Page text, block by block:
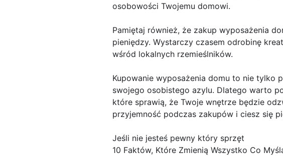
osobowości Twojemu domowi.
Pamiętaj również, że zakup wyposażenia
pieniędzy. Wystarczy czasem odrobinę
wśród lokalnych rzemieślników.
Kupowanie wyposażenia domu to nie tylko
swojego osobistego azylu. Dlatego warto
które sprawią, że Twoje wnętrze będzie
przyjemność podczas zakupów i ciesz się
Jeśli nie jesteś pewny który sprzęt
10 Faktów, Które Zmienią Wszystko Co